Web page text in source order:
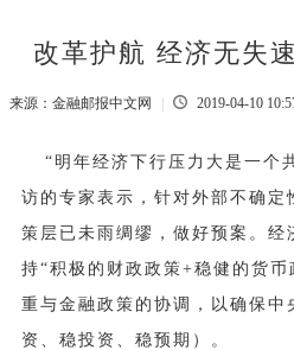
改革护航 经济无失
来源：金融邮报中文网 2019-04-10
“明年经济下行压力大是一个
访的专家表示，针对外部不确
策层已未雨绸缪，做好预案。
持“积极的财政政策+稳健的货
重与金融政策的协调，以确保
资、稳投资、稳预期）。